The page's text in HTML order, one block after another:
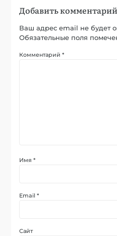
Добавить комментарий
Ваш адрес email не будет
Обязательные поля
Комментарий*
Имя*
Email*
Сайт